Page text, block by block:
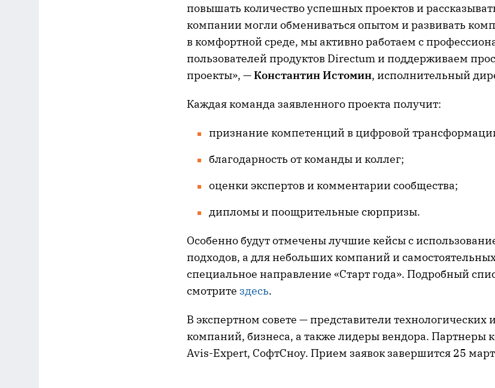
повышать количество успешных проектов и
компании могли обмениваться опытом и развивать
в комфортной среде, мы активно работаем с
пользователей продуктов Directum и поддерживаем
проекты», —Константин Истомин, исполнительный
Каждая команда заявленного проекта получит:
признание компетенций в цифровой
благодарность от команды и коллег;
оценки экспертов и комментарии сообщества;
дипломы и поощрительные сюрпризы.
Особенно будут отмечены лучшие кейсы с
подходов, а для небольших компаний и
специальное направление «Старт года». Подробный
смотрите здесь.
В экспертном совете — представители технологических
компаний, бизнеса, а также лидеры вендора. Партнеры
Avis-Expert, СофтСноу. Прием заявок завершится 25